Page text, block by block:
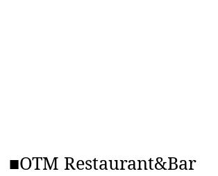
■OTM Restaurant&Bar